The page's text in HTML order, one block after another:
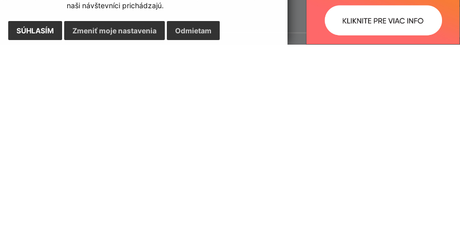
naši návštevníci prichádzajú.
SÚHLASÍM Odmietam
Zmeniť moje nastavenia